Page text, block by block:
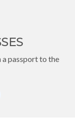
passport to the